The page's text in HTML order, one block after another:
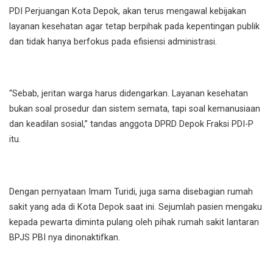
PDI Perjuangan Kota Depok, akan terus mengawal kebijakan
layanan kesehatan agar tetap berpihak pada kepentingan publik
dan tidak hanya berfokus pada efisiensi administrasi.
“Sebab, jeritan warga harus didengarkan. Layanan kesehatan
bukan soal prosedur dan sistem semata, tapi soal kemanusiaan
dan keadilan sosial,” tandas anggota DPRD Depok Fraksi PDI-P
itu.
Dengan pernyataan Imam Turidi, juga sama disebagian rumah
sakit yang ada di Kota Depok saat ini. Sejumlah pasien mengaku
kepada pewarta diminta pulang oleh pihak rumah sakit lantaran
BPJS PBI nya dinonaktifkan.